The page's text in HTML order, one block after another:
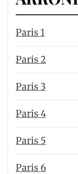
Paris 1
Paris 2
Paris 3
Paris 4
Paris 5
Paris 6